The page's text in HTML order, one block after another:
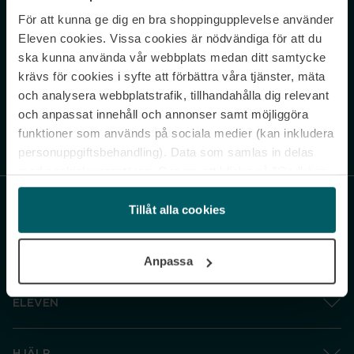
För att kunna ge dig en bra shoppingupplevelse använder
Eleven cookies. Vissa cookies är nödvändiga för att du
ska kunna använda vår webbplats medan ditt samtycke
krävs för cookies i syfte att förbättra våra tjänster, mäta
och analysera webbplatstrafik, tillhandahålla dig relevant
och anpassat innehåll och annonser samt möjliggöra
funktioner som används på sociala medier (kan inkludera
personuppgiftsbehandling). Data som samlas in delas
och gå vidare” accepterar du samtliga cookies medan du
under ”Inställningar” kan anpassa användningen av
cookies. Du kan återkalla ditt samtycke när som helst.
Tillåt alla cookies
Anpassa
Never miss a beat.
Sign up to our newsletter.
Genom att prenumerera accepterar du vår Integritetspolicy. Avprenumerera
ELEVEN